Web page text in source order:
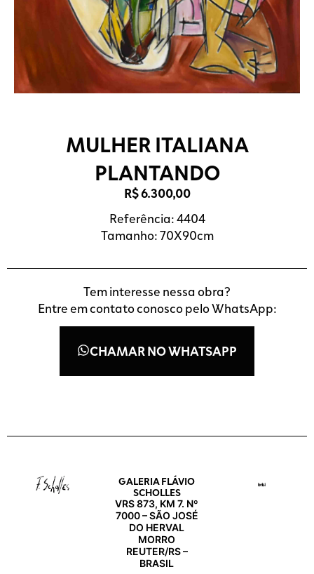
MULHER ITALIANA
PLANTANDO
R$6.300,00
Referência: 4404
Tamanho: 70X90cm
Tem interesse nessa obra?
Entre em contato conosco pelo WhatsApp:
CHAMAR NO WHATSAPP
GALERIA FLÁVIO
SCHOLLES
VRS 873, KM 7. Nº
7000 – SÃO JOSÉ
DO HERVAL
MORRO
REUTER/RS –
BRASIL